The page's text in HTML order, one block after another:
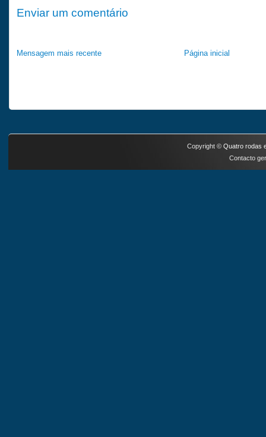
Enviar um comentário
Mensagem mais recente Página inicial
Copyright © Quatro rodas
Contacto